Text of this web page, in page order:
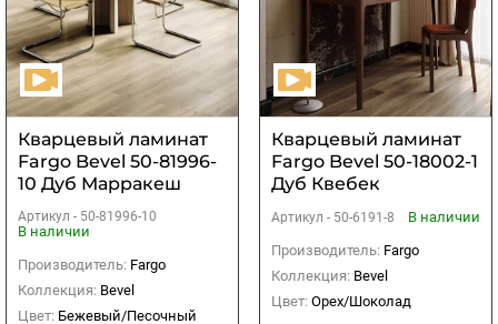
Кварцевый ламинат
Fargo Bevel 50-81996-
10 Дуб Марракеш
Артикул - 50-81996-10
В наличии
Производитель: Fargo
Коллекция: Bevel
Цвет: Бежевый/Песочный
Кварцевый ламинат
Fargo Bevel 50-18002-1
Дуб Квебек
Артикул - 50-6191-8
В наличии
Производитель: Fargo
Коллекция: Bevel
Цвет: Орех/Шоколад